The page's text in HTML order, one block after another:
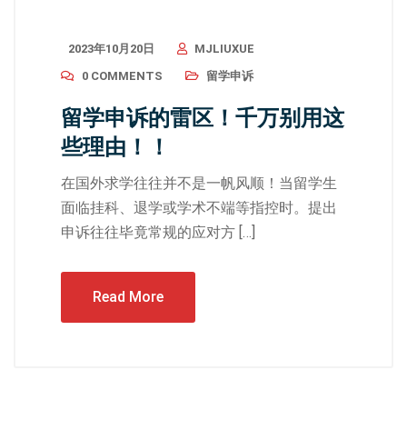
2023年10月20日
MJLIUXUE
0 COMMENTS
留学申诉
留学申诉的雷区！千万别用这
些理由！！
在国外求学往往并不是一帆风顺！当留学生
面临挂科、退学或学术不端等指控时。提出
申诉往往毕竟常规的应对方 […]
Read More